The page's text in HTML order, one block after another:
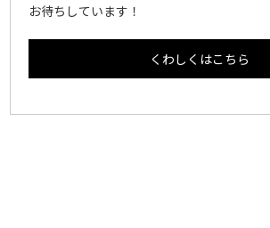
お待ちしています！
くわしくはこちら